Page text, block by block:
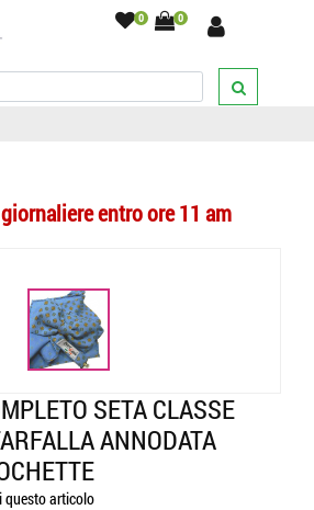
0 0
ABBINATI/Papillon e pochette/
Elegante
a farfalla annodata papillon e pochette
entro ore 11 am
SETA CLASSE
ANNODATA
questo articolo